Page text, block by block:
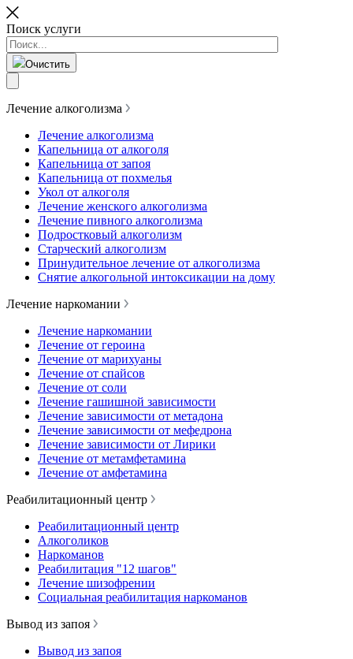
Поиск услуги
Очистить
Лечение алкоголизма
Лечение алкоголизма
Капельница от алкоголя
Капельница от запоя
Капельница от похмелья
Укол от алкоголя
Лечение женского алкоголизма
Лечение пивного алкоголизма
Подростковый алкоголизм
Старческий алкоголизм
Принудительное лечение от алкоголизма
Снятие алкогольной интоксикации на дому
Лечение наркомании
Лечение наркомании
Лечение от героина
Лечение от марихуаны
Лечение от спайсов
Лечение от соли
Лечение гашишной зависимости
Лечение зависимости от метадона
Лечение зависимости от мефедрона
Лечение зависимости от Лирики
Лечение от метамфетамина
Лечение от амфетамина
Реабилитационный центр
Реабилитационный центр
Алкоголиков
Наркоманов
Реабилитация "12 шагов"
Лечение шизофрении
Социальная реабилитация наркоманов
Вывод из запоя
Вывод из запоя